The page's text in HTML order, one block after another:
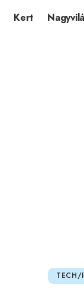
Kert
TECH/